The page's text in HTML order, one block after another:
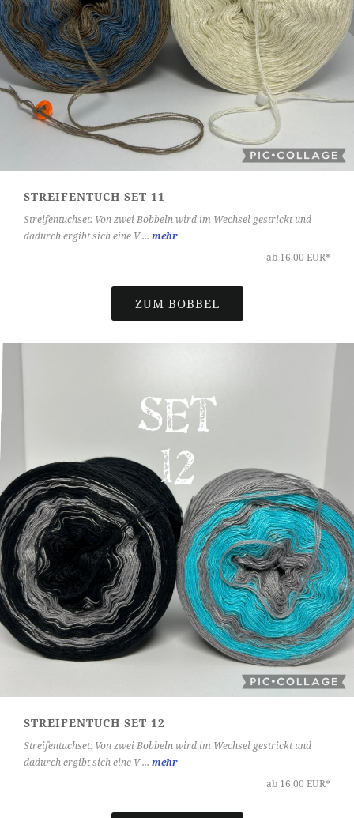
STREIFENTUCH SET 11
Streifentuchset: Von zwei Bobbeln wird im Wechsel gestrickt und
dadurch ergibt sich eine V ... mehr
ab 16,00 EUR*
ZUM BOBBEL
STREIFENTUCH SET 12
Streifentuchset: Von zwei Bobbeln wird im Wechsel gestrickt und
dadurch ergibt sich eine V ... mehr
ab 16,00 EUR*